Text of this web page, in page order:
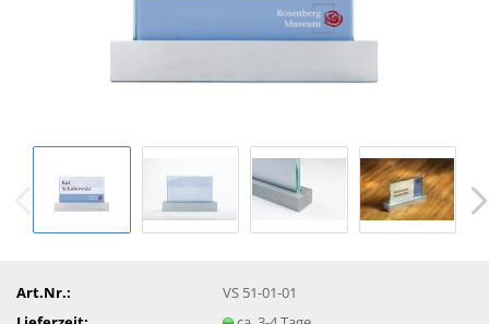
Art.Nr.:
VS 51-01-01